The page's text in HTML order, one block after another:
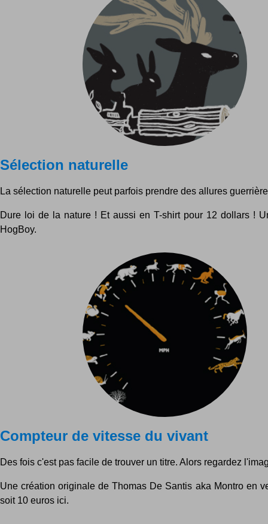
Sélection naturelle
La sélection naturelle peut parfois prendre des allures
Dure loi de la nature ! Et aussi en T-shirt pour 12 dollars !
HogBoy.
Compteur de vitesse du vivant
Des fois c'est pas facile de trouver un titre. Alors regardez
Une création originale de Thomas De Santis aka Montro en
soit 10 euros ici.